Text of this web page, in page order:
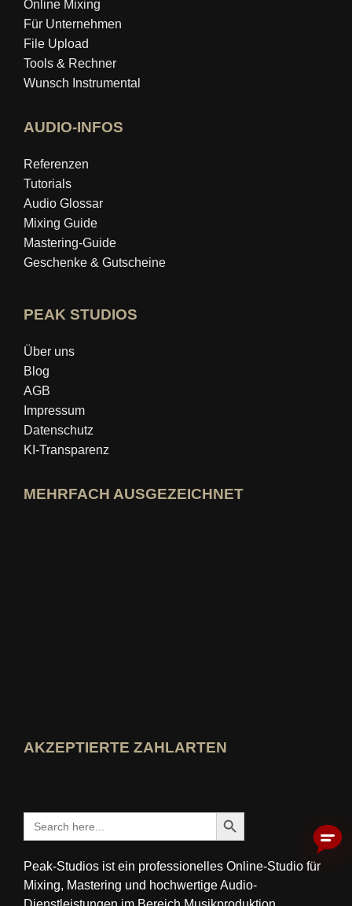
Online Mixing
Für Unternehmen
File Upload
Tools & Rechner
Wunsch Instrumental
AUDIO-INFOS
Referenzen
Tutorials
Audio Glossar
Mixing Guide
Mastering‑Guide
Geschenke & Gutscheine
PEAK STUDIOS
Über uns
Blog
AGB
Impressum
Datenschutz
KI-Transparenz
MEHRFACH AUSGEZEICHNET
AKZEPTIERTE ZAHLARTEN
for:
Search Button
Peak-Studios ist ein professionelles Online-Studio für
Mixing, Mastering und hochwertige Audio-